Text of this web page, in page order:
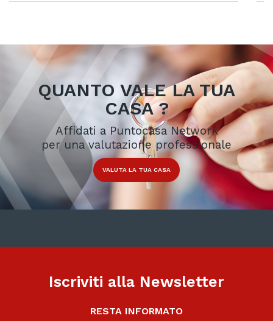
QUANTO VALE LA TUA
CASA ?
Affidati a Puntocasa Network
per una valutazione professionale
VALUTA LA TUA CASA
Iscriviti alla Newsletter
RESTA INFORMATO